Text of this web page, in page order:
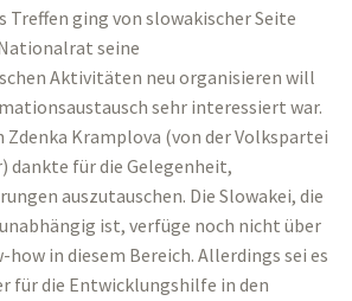
Treffen ging von slowakischer Seite
seine
Aktivitäten neu organisieren will
sehr interessiert war.
Kramplova (von der Volkspartei
dankte für die Gelegenheit,
auszutauschen. Die Slowakei, die
ist, verfüge noch nicht über
in diesem Bereich. Allerdings sei es
für die Entwicklungshilfe in den